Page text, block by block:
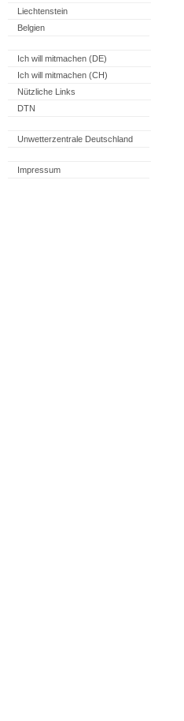
Liechtenstein
Belgien
Ich will mitmachen (DE)
Ich will mitmachen (CH)
Nützliche Links
DTN
Unwetterzentrale Deutschland
Impressum